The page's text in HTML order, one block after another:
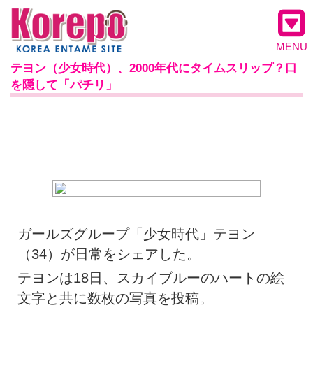
MENU
テヨン（少女時代）、2000年代にタイムスリップ？口
を隠して「パチリ」
ガールズグループ「少女時代」テヨン
（34）が日常をシェアした。
テヨンは18日、スカイブルーのハートの絵
文字と共に数枚の写真を投稿。